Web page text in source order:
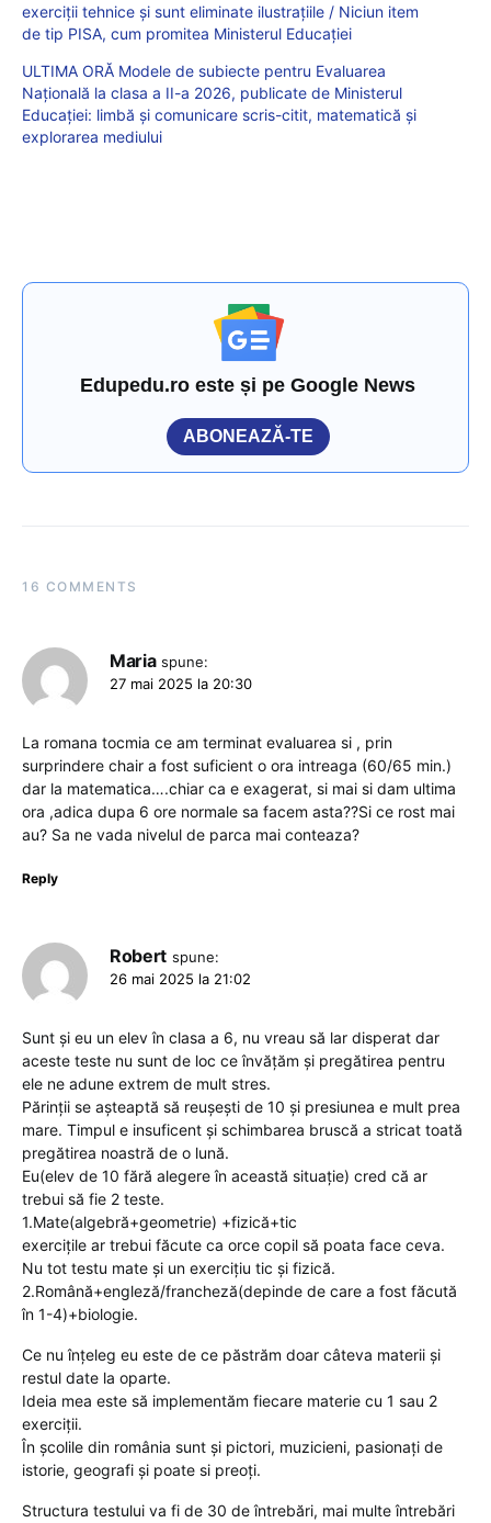
exerciții tehnice și sunt eliminate ilustrațiile / Niciun item
de tip PISA, cum promitea Ministerul Educației
ULTIMA ORĂ Modele de subiecte pentru Evaluarea
Națională la clasa a II-a 2026, publicate de Ministerul
Educației: limbă și comunicare scris-citit, matematică și
explorarea mediului
Edupedu.ro este și pe Google News
ABONEAZĂ-TE
16 COMMENTS
Maria spune:
27 mai 2025 la 20:30
La romana tocmia ce am terminat evaluarea si , prin
surprindere chair a fost suficient o ora intreaga (60/65 min.)
dar la matematica….chiar ca e exagerat, si mai si dam ultima
ora ,adica dupa 6 ore normale sa facem asta??Si ce rost mai
au? Sa ne vada nivelul de parca mai conteaza?
Reply
Robert spune:
26 mai 2025 la 21:02
Sunt și eu un elev în clasa a 6, nu vreau să lar disperat dar
aceste teste nu sunt de loc ce învățăm și pregătirea pentru
ele ne adune extrem de mult stres.
Părinții se așteaptă să reușești de 10 și presiunea e mult prea
mare. Timpul e insuficent și schimbarea bruscă a stricat toată
pregătirea noastră de o lună.
Eu(elev de 10 fără alegere în această situație) cred că ar
trebui să fie 2 teste.
1.Mate(algebră+geometrie) +fizică+tic
exercițile ar trebui făcute ca orce copil să poata face ceva.
Nu tot testu mate și un exercițiu tic și fizică.
2.Română+engleză/francheză(depinde de care a fost făcută
în 1-4)+biologie.
Ce nu înțeleg eu este de ce păstrăm doar câteva materii și
restul date la oparte.
Ideia mea este să implementăm fiecare materie cu 1 sau 2
exerciții.
În școlile din românia sunt și pictori, muzicieni, pasionați de
istorie, geografi și poate si preoți.
Structura testului va fi de 30 de întrebări, mai multe întrebări